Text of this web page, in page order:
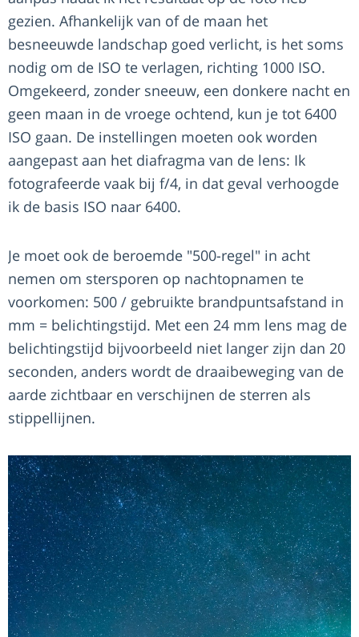
gezien. Afhankelijk van of de maan het
besneeuwde landschap goed verlicht, is het soms
nodig om de ISO te verlagen, richting 1000 ISO.
Omgekeerd, zonder sneeuw, een donkere nacht en
geen maan in de vroege ochtend, kun je tot 6400
ISO gaan. De instellingen moeten ook worden
aangepast aan het diafragma van de lens: Ik
fotografeerde vaak bij f/4, in dat geval verhoogde
ik de basis ISO naar 6400.
Je moet ook de beroemde "500-regel" in acht
nemen om stersporen op nachtopnamen te
voorkomen: 500 / gebruikte brandpuntsafstand in
mm = belichtingstijd. Met een 24 mm lens mag de
belichtingstijd bijvoorbeeld niet langer zijn dan 20
seconden, anders wordt de draaibeweging van de
aarde zichtbaar en verschijnen de sterren als
stippellijnen.